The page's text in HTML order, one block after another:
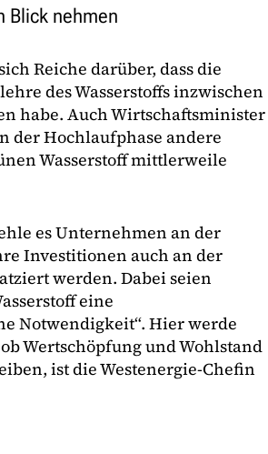
Blick nehmen
Reiche darüber, dass die
des Wasserstoffs inzwischen
habe. Auch Wirtschaftsminister
der Hochlaufphase andere
Wasserstoff mittlerweile
es Unternehmen an der
Investitionen auch an der
werden. Dabei seien
eine
Notwendigkeit“. Hier werde
Wertschöpfung und Wohlstand
ist die Westenergie-Chefin